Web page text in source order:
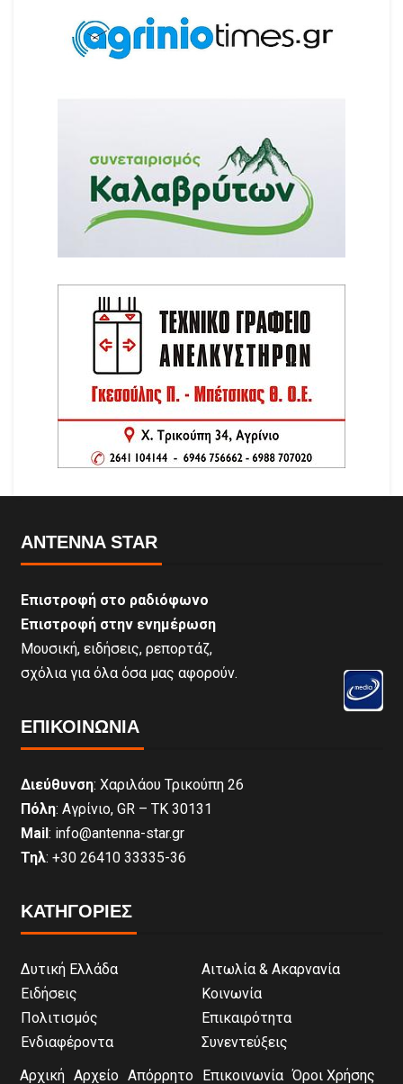
ANTENNA STAR
Επιστροφή στο ραδιόφωνο
Επιστροφή στην ενημέρωση
Μουσική, ειδήσεις, ρεπορτάζ,
σχόλια για όλα όσα μας αφορούν.
ΕΠΙΚΟΙΝΩΝΊΑ
Διεύθυνση: Χαριλάου Τρικούπη 26
Πόλη: Αγρίνιο, GR – ΤΚ 30131
Mail: info@antenna-star.gr
Τηλ: +30 26410 33335-36
ΚΑΤΗΓΟΡΙΕΣ
Δυτική Ελλάδα
Αιτωλία & Ακαρνανία
Ειδήσεις
Κοινωνία
Πολιτισμός
Επικαιρότητα
Ενδιαφέροντα
Συνεντεύξεις
Αρχική Αρχείο Απόρρητο Επικοινωνία Όροι Χρήσης